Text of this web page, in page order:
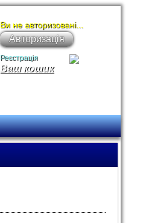
Ваш кошик
Ви не авторизовані...
Авторизація
Реєстрація